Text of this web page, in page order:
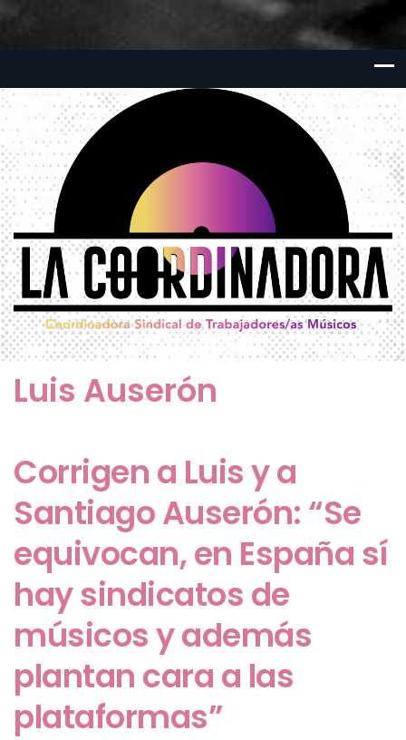
Luis Auserón
Corrigen a Luis y a
Santiago Auserón: “Se
equivocan, en España sí
hay sindicatos de
músicos y además
plantan cara a las
plataformas”